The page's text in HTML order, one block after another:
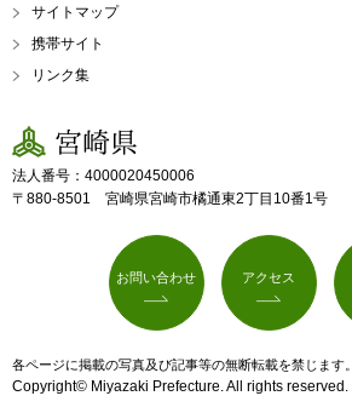
サイトマップ
携帯サイト
リンク集
宮崎県
法人番号：4000020450006
〒880-8501 宮崎県宮崎市橘通東2丁目10番1号
お問い合わせ アクセス
各ページに掲載の写真及び記事等の無断転載を禁じます。
Copyright© Miyazaki Prefecture. All rights reserved.